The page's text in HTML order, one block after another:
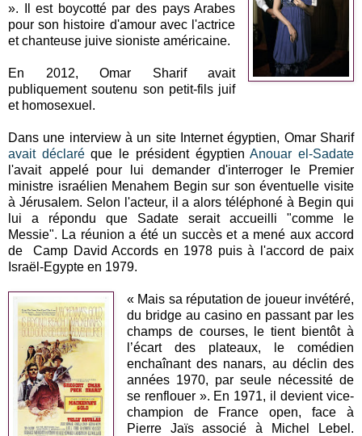
». Il est boycotté par des pays Arabes
pour son histoire d'amour avec l'actrice
et chanteuse juive sioniste américaine.
En 2012, Omar Sharif avait
publiquement soutenu son petit-fils juif
et homosexuel.
Dans une interview à un site Internet égyptien, Omar Sharif
avait déclaréque le président égyptienAnouar el-Sadate
l'avait appelé pour lui demander d'interroger le Premier
ministre israélien Menahem Begin sur son éventuelle visite
à Jérusalem. Selon l'acteur, il a alors téléphoné à Begin qui
lui a répondu que Sadate serait accueilli "comme le
Messie". La réunion a été un succès et a mené aux accord
de Camp David Accords en 1978 puis à l'accord de paix
Israël-Egypte en 1979.
« Mais sa réputation de joueur invétéré,
du bridge au casino en passant par les
champs de courses, le tient bientôt à
l’écart des plateaux, le comédien
enchaînant des nanars, au déclin des
années 1970, par seule nécessité de
se renflouer ». En 1971, il devient vice-
champion de France open, face à
Pierre Jaïs associé à Michel Lebel.